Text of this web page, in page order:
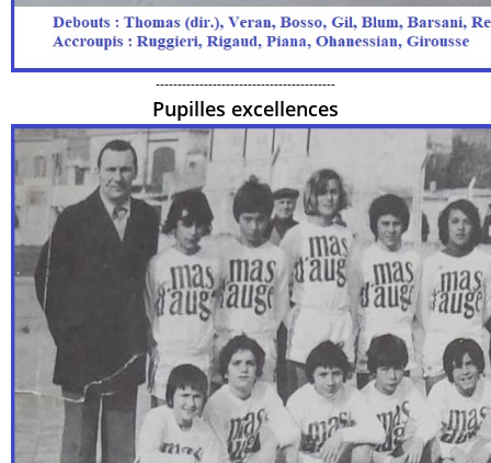
-----------------------------------------
Pupilles excellences